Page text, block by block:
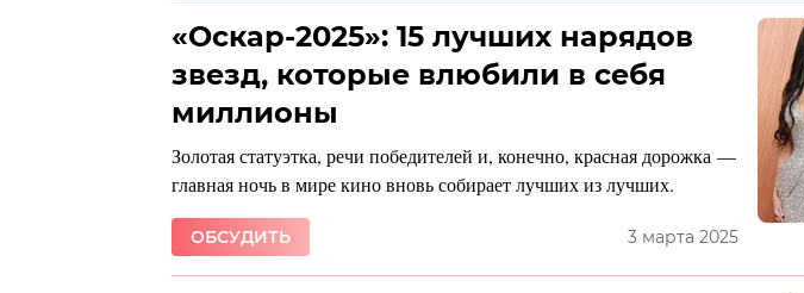
«Оскар-2025»: 15 лучших нарядов
звезд, которые влюбили в себя
миллионы
Золотая статуэтка, речи победителей и, конечно, красная дорожка —
главная ночь в мире кино вновь собирает лучших из лучших.
3 марта 2025
ОБСУДИТЬ